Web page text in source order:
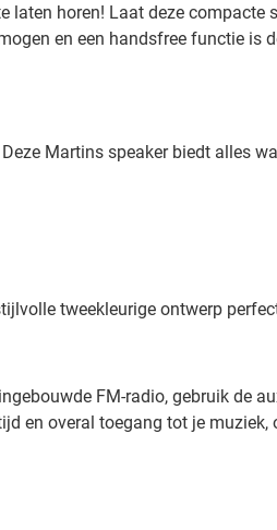
horen! Laat deze compacte
en een handsfree functie is
Martins speaker biedt alles
tweekleurige ontwerp
FM-radio, gebruik de
en overal toegang tot je